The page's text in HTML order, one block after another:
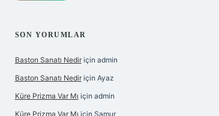
SON YORUMLAR
Baston Sanatı Nediriçin admin
Baston Sanatı Nediriçin Ayaz
Küre Prizma Var Mı için admin
Küre Prizma Var Mı için Samur